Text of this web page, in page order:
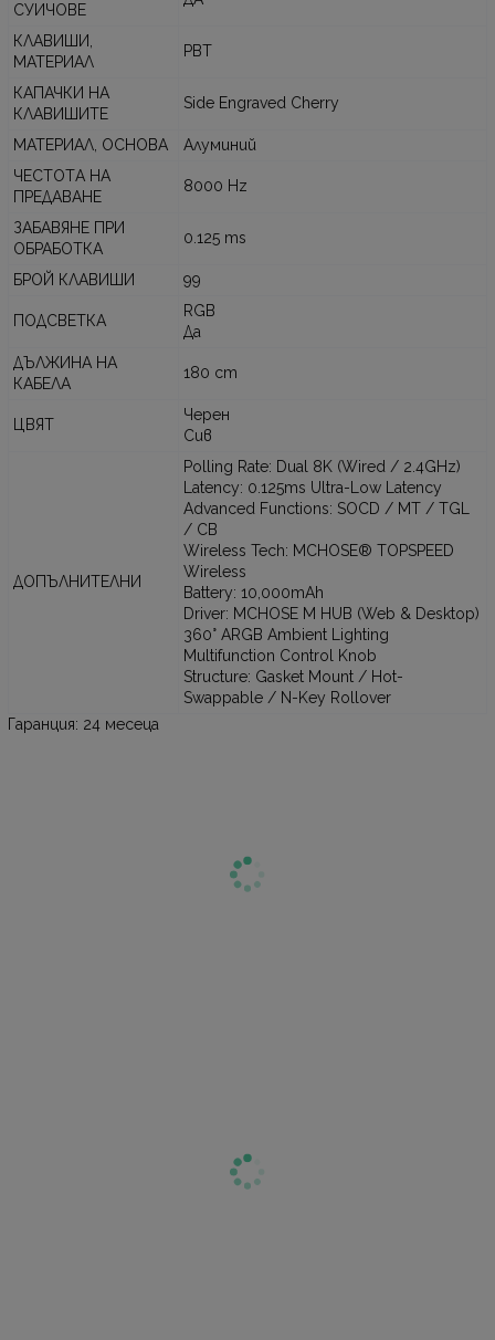
СУИЧОВЕ
КЛАВИШИ,
МАТЕРИАЛ
PBT
КАПАЧКИ НА
КЛАВИШИТЕ
Side Engraved Cherry
МАТЕРИАЛ, ОСНОВА
Алуминий
ЧЕСТОTА НА
ПРЕДАВАНЕ
8000 Hz
ЗАБАВЯНЕ ПРИ
ОБРАБОТКА
0.125 ms
БРОЙ КЛАВИШИ 99
ПОДСВЕТКА
RGB
Да
ДЪЛЖИНА НА
КАБЕЛА
180 cm
ЦВЯТ
Черен
Сив
ДОПЪЛНИТЕЛНИ
Polling Rate: Dual 8K (Wired / 2.4GHz)
Latency: 0.125ms Ultra-Low Latency
Advanced Functions: SOCD / MT / TGL
/ CB
Wireless Tech: MCHOSE® TOPSPEED
Wireless
Battery: 10,000mAh
Driver: MCHOSE M HUB (Web & Desktop)
360° ARGB Ambient Lighting
Multifunction Control Knob
Structure: Gasket Mount / Hot-
Swappable / N-Key Rollover
Гаранция: 24 месеца